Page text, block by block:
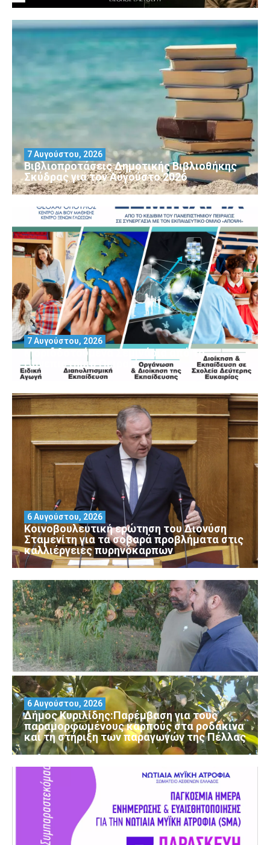
Βιβλιοπροτάσεις Δημοτικής Βιβλιοθήκης
Σκύδρας για τον Αύγούστο 2026
7 Αυγούστου, 2026
Μοριοδοτούμενα Σεμινάρια από το
Πανεπιστήμιο Πειραιά
7 Αυγούστου, 2026
Κοινοβουλευτική ερώτηση του Διονύση
Σταμενίτη για τα σοβαρά προβλήματα στις
καλλιέργειες πυρηνόκαρπων
6 Αυγούστου, 2026
Δήμος Κυριλίδης:Παρέμβαση για τους
παραμορφωμένους καρπούς στα ροδάκινα
και τη στήριξη των παραγωγών της Πέλλας
6 Αυγούστου, 2026